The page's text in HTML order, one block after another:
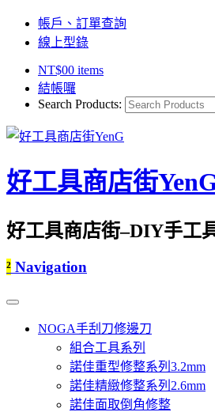
帳戶、訂單查詢
線上型錄
NT$00 items
結帳囉
Search Products:
好工具商店街
好工具商店街–DIY手工
² Navigation
NOGA手刮刀修邊刀
組合工具系列
諾佳重型修整系列3.2mm
諾佳精緻修整系列2.6mm
諾佳面取倒角修整